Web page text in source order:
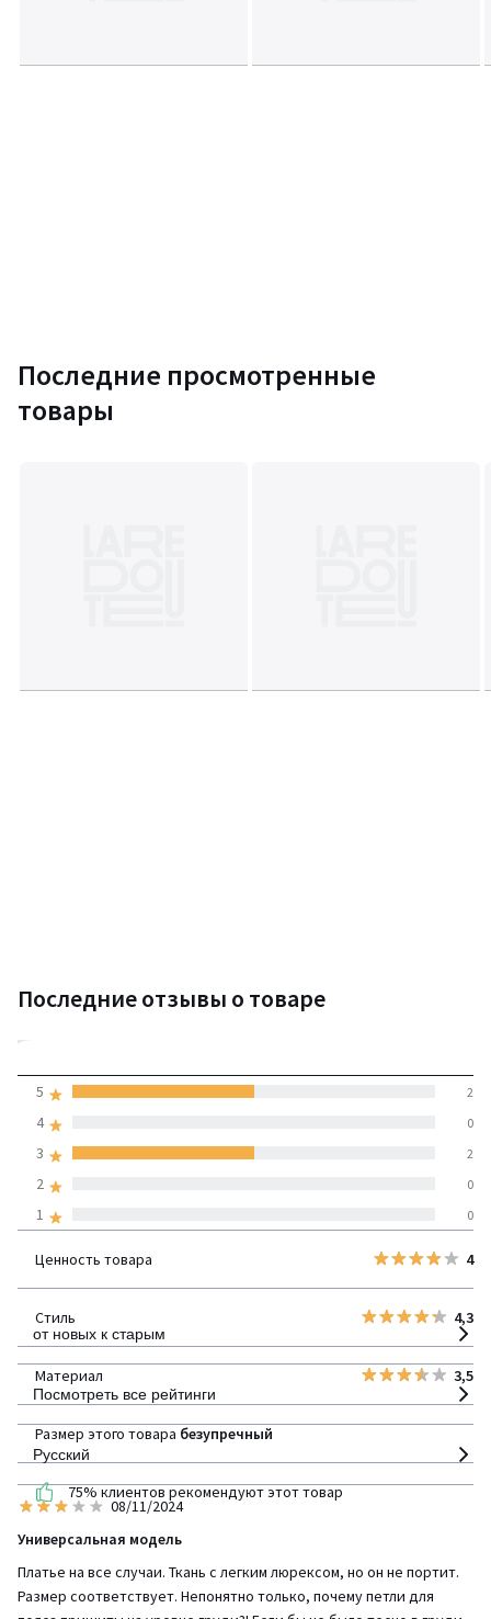
Последние просмотренные
товары
Последние отзывы о товаре
странам
1 0
2 0
3 2
4 0
5 2
Ценность товара 4
Стиль 4,3
Материал 3,5
Размер этого товара безупречный
75% клиентов рекомендуют этот товар
от новых к старым
Посмотреть все рейтинги
Русский
08/11/2024
Универсальная модель
Платье на все случаи. Ткань с легким люрексом, но он не портит.
Размер соответствует. Непонятно только, почему петли для